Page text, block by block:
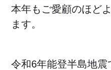
本年もご愛顧のほど
ます。
令和6年能登半島地